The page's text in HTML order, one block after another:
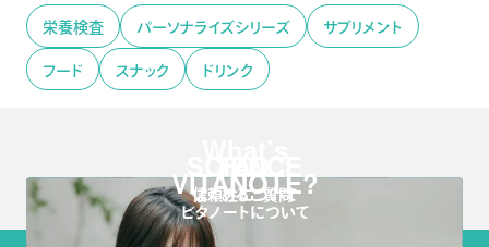
01
直感的にわかりやすい検査結果画面
01
尿検査の結果に合わせてお届け
栄養検査 パーソナライズシリーズ
サプリメント
フード
スナック ドリンク
VITANOTE?
ビタノートについて
信頼性について
よくあるご質問